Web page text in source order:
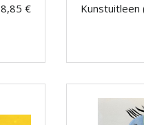
8,85 €
Kunstuitleen